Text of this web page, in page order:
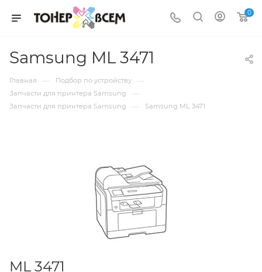
0
Samsung ML 3471
Главная — Подбор по устройству —
Запчасти для принтера Samsung —
Запчасти для принтера Samsung — Samsung ML 3471
ML 3471